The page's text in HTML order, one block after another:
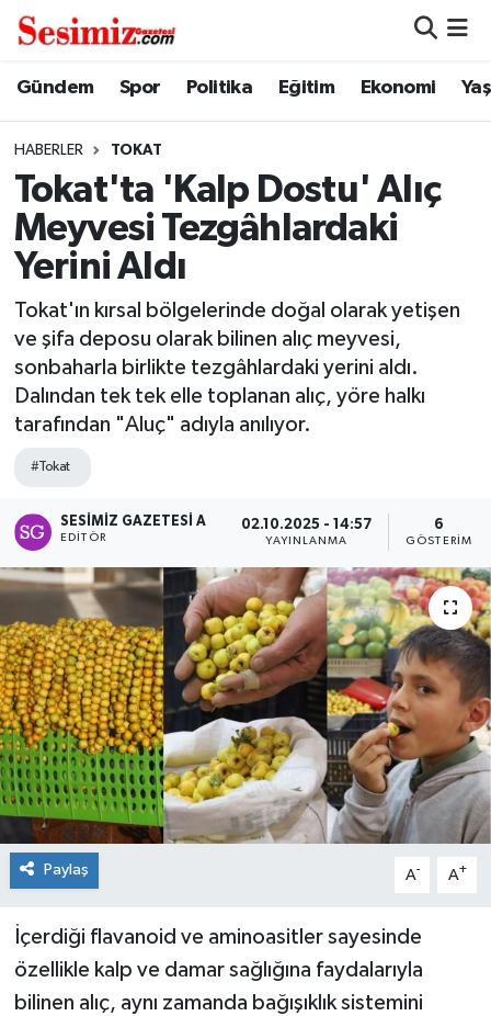
Gündem Spor Politika Eğitim Ekonomi
HABERLER TOKAT
Tokat'ta 'Kalp Dostu' Alıç
Meyvesi Tezgâhlardaki
Yerini Aldı
Tokat'ın kırsal bölgelerinde doğal olarak yetişen
ve şifa deposu olarak bilinen alıç meyvesi,
sonbaharla birlikte tezgâhlardaki yerini aldı.
Dalından tek tek elle toplanan alıç, yöre halkı
tarafından "Aluç" adıyla anılıyor.
#Tokat
SESIMIZ GAZETESI A
EDITÖR
02.10.2025 - 14:57
YAYINLANMA
6
GÖSTERIM
Paylaş A- A+
İçerdiği flavanoid ve aminoasitler sayesinde
özellikle kalp ve damar sağlığına faydalarıyla
bilinen alıç, aynı zamanda bağışıklık sistemini
Dünya
Ekonomi
Genel
Gündem
Magazin
Politika
Sağlık
Spor
Teknoloji
Tokat Haberleri
Yaşam
Nöbetçi Eczaneler
Namaz Vakitleri
Trafik Durumu
Süper Lig Puan Durumu ve Fikstür
Tüm Manşetler
Son Dakika Haberleri
Haber Arşivi